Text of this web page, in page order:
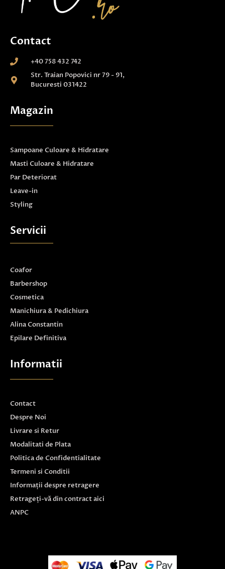
Contact
+40 758 432 742
Str. Traian Popovici nr 79 - 91,
Bucuresti 031422
Magazin
Sampoane Culoare & Hidratare
Masti Culoare & Hidratare
Par Deteriorat
Leave-in
Styling
Servicii
Coafor
Barbershop
Cosmetica
Manichiura & Pedichiura
Alina Constantin
Epilare Definitiva
Informatii
Contact
Despre Noi
Livrare si Retur
Modalitati de Plata
Politica de Confidentialitate
Termeni si Conditii
Informații despre retragere
Retrageți-vă din contract aici
ANPC